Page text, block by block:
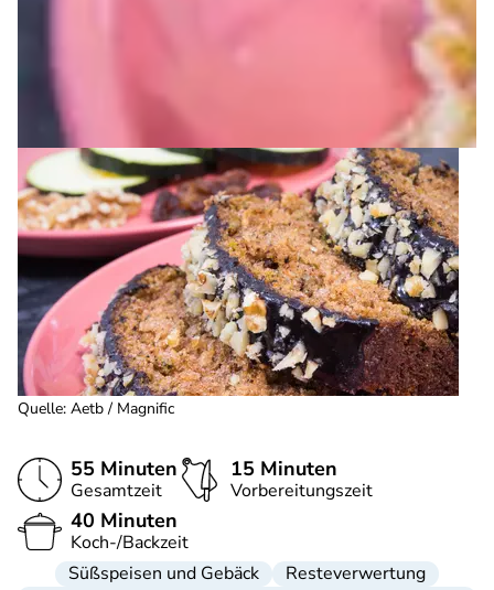
Quelle: Aetb / Magnific
55 Minuten
Gesamtzeit
15 Minuten
Vorbereitungszeit
40 Minuten
Koch-/Backzeit
Süßspeisen und Gebäck
Resteverwertung